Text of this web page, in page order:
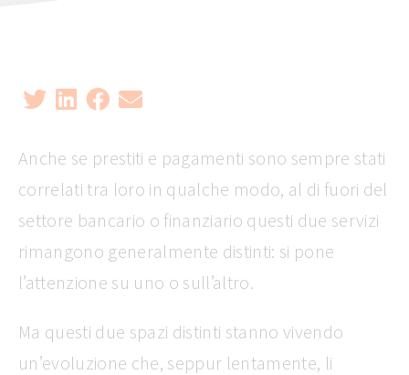
Anche se prestiti e pagamenti sono sempre stati
correlati tra loro in qualche modo, al di fuori del
settore bancario o finanziario questi due servizi
rimangono generalmente distinti: si pone
l’attenzione su uno o sull’altro.
Ma questi due spazi distinti stanno vivendo
un’evoluzione che, seppur lentamente, li